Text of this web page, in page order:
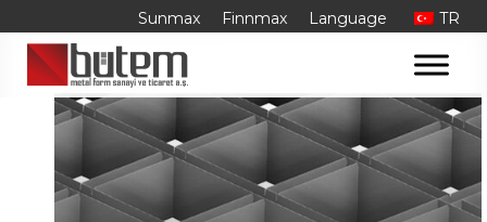
content
Sunmax Finnmax Language TR